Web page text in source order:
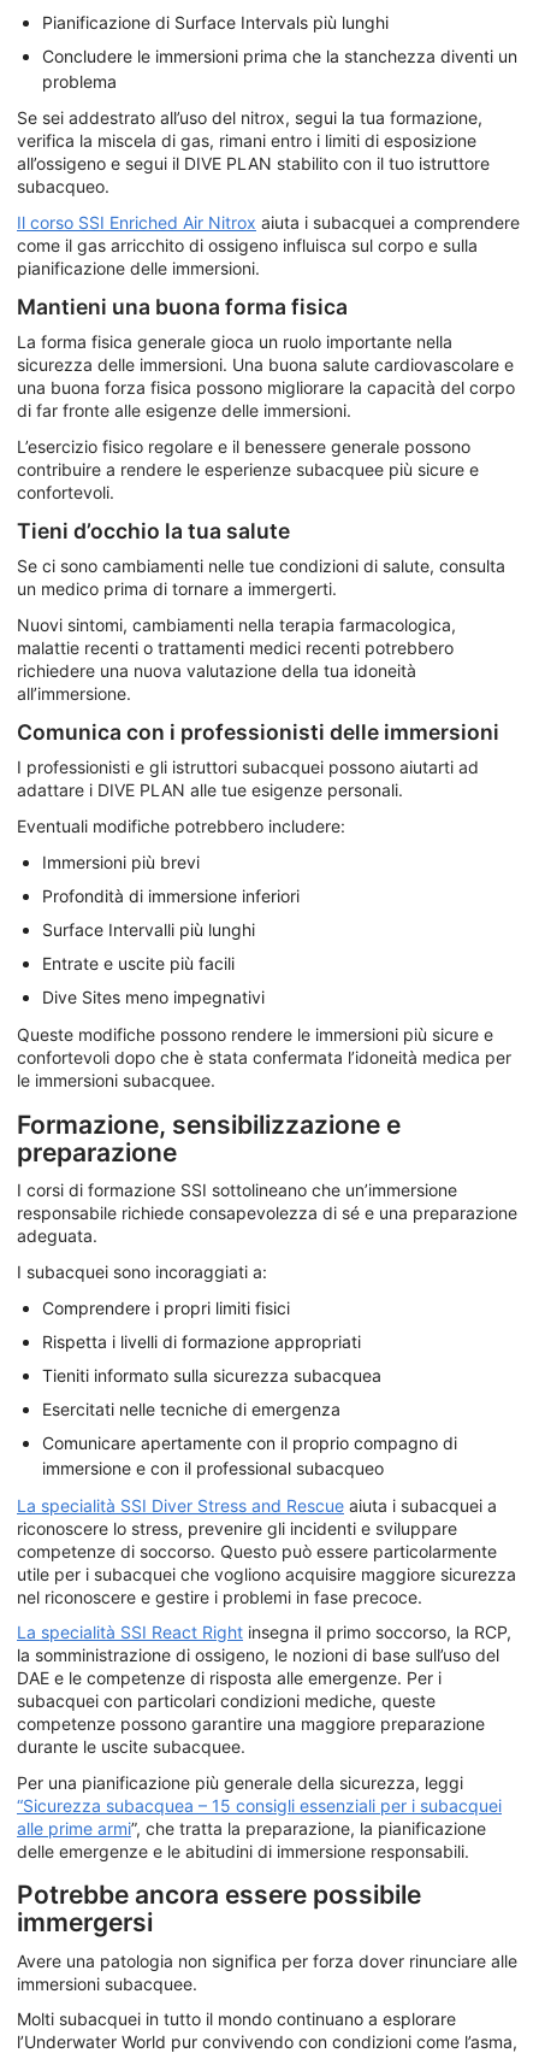
Pianificazione di Surface Intervals più lunghi
Concludere le immersioni prima che la stanchezza diventi un
problema
Se sei addestrato all’uso del nitrox, segui la tua formazione,
verifica la miscela di gas, rimani entro i limiti di esposizione
all’ossigeno e segui il DIVE PLAN stabilito con il tuo istruttore
subacqueo.
Il corso SSI Enriched Air Nitrox aiuta i subacquei a comprendere
come il gas arricchito di ossigeno influisca sul corpo e sulla
pianificazione delle immersioni.
Mantieni una buona forma fisica
La forma fisica generale gioca un ruolo importante nella
sicurezza delle immersioni. Una buona salute cardiovascolare e
una buona forza fisica possono migliorare la capacità del corpo
di far fronte alle esigenze delle immersioni.
L’esercizio fisico regolare e il benessere generale possono
contribuire a rendere le esperienze subacquee più sicure e
confortevoli.
Tieni d’occhio la tua salute
Se ci sono cambiamenti nelle tue condizioni di salute, consulta
un medico prima di tornare a immergerti.
Nuovi sintomi, cambiamenti nella terapia farmacologica,
malattie recenti o trattamenti medici recenti potrebbero
richiedere una nuova valutazione della tua idoneità
all’immersione.
Comunica con i professionisti delle immersioni
I professionisti e gli istruttori subacquei possono aiutarti ad
adattare i DIVE PLAN alle tue esigenze personali.
Eventuali modifiche potrebbero includere:
Immersioni più brevi
Profondità di immersione inferiori
Surface Intervalli più lunghi
Entrate e uscite più facili
Dive Sites meno impegnativi
Queste modifiche possono rendere le immersioni più sicure e
confortevoli dopo che è stata confermata l’idoneità medica per
le immersioni subacquee.
Formazione, sensibilizzazione e
preparazione
I corsi di formazione SSI sottolineano che un’immersione
responsabile richiede consapevolezza di sé e una preparazione
adeguata.
I subacquei sono incoraggiati a:
Comprendere i propri limiti fisici
Rispetta i livelli di formazione appropriati
Tieniti informato sulla sicurezza subacquea
Esercitati nelle tecniche di emergenza
Comunicare apertamente con il proprio compagno di
immersione e con il professional subacqueo
La specialità SSI Diver Stress and Rescue aiuta i subacquei a
riconoscere lo stress, prevenire gli incidenti e sviluppare
competenze di soccorso. Questo può essere particolarmente
utile per i subacquei che vogliono acquisire maggiore sicurezza
nel riconoscere e gestire i problemi in fase precoce.
La specialità SSI React Right insegna il primo soccorso, la RCP,
la somministrazione di ossigeno, le nozioni di base sull’uso del
DAE e le competenze di risposta alle emergenze. Per i
subacquei con particolari condizioni mediche, queste
competenze possono garantire una maggiore preparazione
durante le uscite subacquee.
Per una pianificazione più generale della sicurezza, leggi
“Sicurezza subacquea – 15 consigli essenziali per i subacquei
alle prime armi”, che tratta la preparazione, la pianificazione
delle emergenze e le abitudini di immersione responsabili.
Potrebbe ancora essere possibile
immergersi
Avere una patologia non significa per forza dover rinunciare alle
immersioni subacquee.
Molti subacquei in tutto il mondo continuano a esplorare
l’Underwater World pur convivendo con condizioni come l’asma,